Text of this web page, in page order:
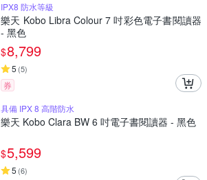
IPX8 防水等級
樂天 Kobo Libra Colour 7 吋彩色電子書閱讀器
- 黑色
$8,799
5 (5)
券
具備 IPX 8 高階防水
樂天 Kobo Clara BW 6 吋電子書閱讀器 - 黑色
$5,599
5 (6)